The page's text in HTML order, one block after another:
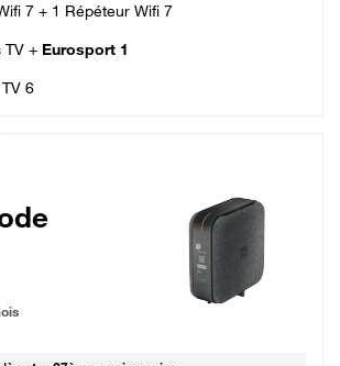
7 + 1 Répéteur Wifi 7
TV + Eurosport 1
6
Fibre_18_26
0 mois puis 49,99 € par mois, Sans engagement